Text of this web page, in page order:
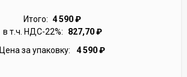
Итого: 4 590₽
в т.ч. НДС-22%:
827,70₽
Цена за упаковку:
4 590₽